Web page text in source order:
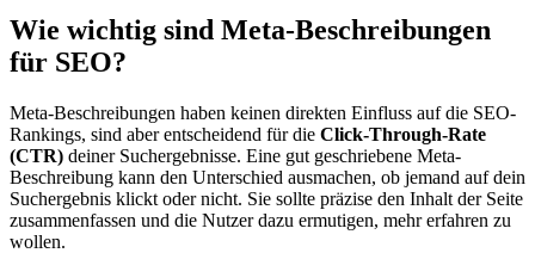
Wie wichtig sind Meta-Beschreibungen
für SEO?
Meta-Beschreibungen haben keinen direkten Einfluss auf die SEO-
Rankings, sind aber entscheidend für die Click-Through-Rate
(CTR) deiner Suchergebnisse. Eine gut geschriebene Meta-
Beschreibung kann den Unterschied ausmachen, ob jemand auf dein
Suchergebnis klickt oder nicht. Sie sollte präzise den Inhalt der Seite
zusammenfassen und die Nutzer dazu ermutigen, mehr erfahren zu
wollen.